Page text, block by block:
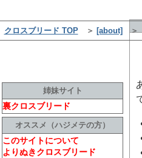
姉妹サイト
裏クロスブリード
オススメ（ハジメテの方）
このサイトについて
よりぬきクロスブリード
クロスブリード TOP＞ [about]＞